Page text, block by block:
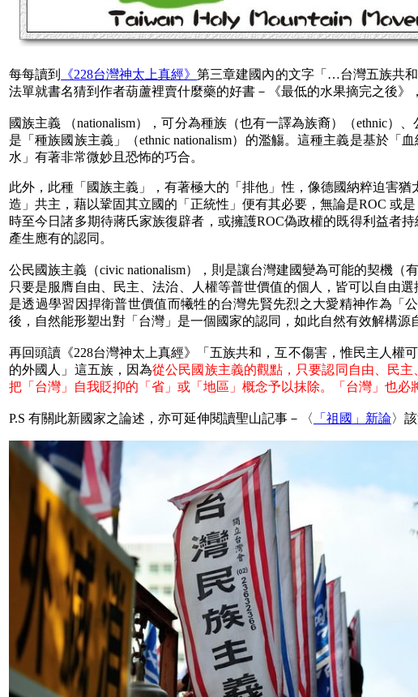
每每讀到 《228台灣神太上真經》第三章建國內的文字「…台灣五族共
法單就書名猜到作者葫蘆裡賣什麼藥的好書－《最低的水果摘完之後
國族主義 （nationalism），可分為種族（也有一譯為族裔）（ethnic
是「種族國族主義」（ethnic nationalism）的濫觴。這種主義是基於
水」有著非常微妙且恐怖的巧合。
此外，此種「國族主義」，有著極大的「排他」性，像德國納粹迫害
造」共主，藉以鞏固其立國的「正統性」便有其必要，無論是ROC 或
時至今日諸多期待蔣氏家族復辟者，或擁護ROC偽政權的既得利益者
產生應有的認同。
公民國族主義（civic nationalism），則是讓台灣建國變為可能的契機（
只要是服膺自由、民主、法治、人權等普世價值的個人，皆可以自由
是透過學習因捍衛普世價值而犧牲的台灣先賢先烈之大愛精神作為「
後，自然能形塑出對「台灣」是一個國家的認同，如此自然有效解構
再回頭讀《228台灣神太上真經》「五族共和，互不傷害，惟民主人
的外國人」這五族，因為從公民國族主義的觀點，只要認同自由、民
把「台灣」自我貶抑的「省」或「地區」概念予以抹除。「台灣」也
P.S 有關此新國家之論述，亦可延伸閱讀聖山記事－〈 「祖國」新論〉